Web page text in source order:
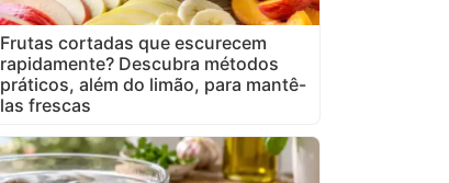
Frutas cortadas que escurecem
rapidamente? Descubra métodos
práticos, além do limão, para mantê-
las frescas